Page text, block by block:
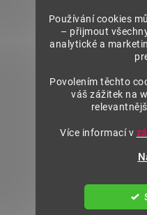
Používání cookies
– přijmout
analytické a
Povolením těchto
váš zážitek na
Více informací v